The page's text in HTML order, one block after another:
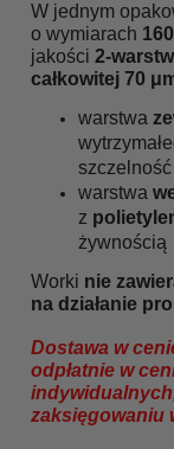
W jednym
o wymiarach
jakości 2-
całkowitej 70
warstwa
warstwa
z
żywnością
Worki nie
na działanie
Dostawa w
odpłatnie w
zaksięgowaniu